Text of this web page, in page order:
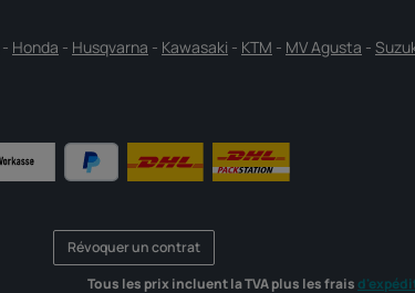
- Honda - Husqvarna - Kawasaki - KTM - MV Agusta -
Révoquer un contrat
Tous les prix incluent la TVA plus les frais